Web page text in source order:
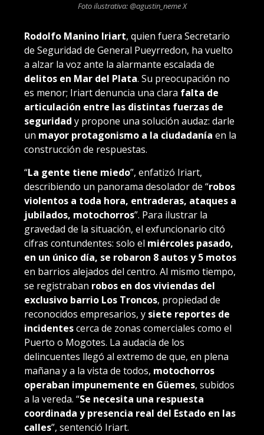
Foto ilustrativa: @agustin_neme X
Rodolfo Manino Iriart, quien fuera Secretario
de Seguridad de General Pueyrredon, ha vuelto
a alzar la voz ante la alarmante escalada de
delitos en Mar del Plata. Su preocupación no
es menor; Iriart denuncia una clara falta de
articulación entre las distintas fuerzas de
seguridad y propone una solución audaz: darle
un mayor protagonismo a la ciudadanía en la
construcción de respuestas.
“La gente tiene miedo”, enfatizó Iriart,
describiendo un panorama desolador de “robos
violentos a toda hora, entraderas, ataques a
jubilados, motochorros”. Para ilustrar la
gravedad de la situación, el exfuncionario citó
cifras contundentes: solo el miércoles pasado,
en un único día, se robaron 8 autos y 5 motos
en barrios alejados del centro. Al mismo tiempo,
se registraban robos en dos viviendas del
exclusivo barrio Los Troncos, propiedad de
reconocidos empresarios, y siete reportes de
incidentescerca de zonas comerciales como el
Puerto o Mogotes. La audacia de los
delincuentes llegó al extremo de que, en plena
mañana y a la vista de todos, motochorros
operaban impunemente en Güemes, subidos
a la vereda. “Se necesita una respuesta
coordinada y presencia real del Estado en las
calles”, sentenció Iriart.